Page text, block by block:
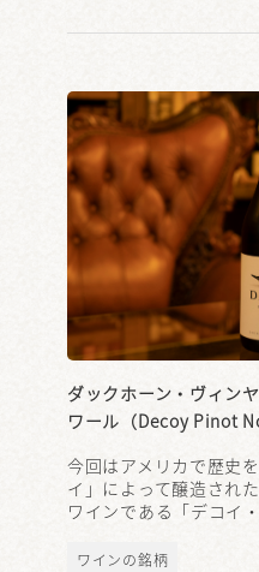
ダックホーン・ヴィン
ワール（Decoy Pinot
今回はアメリカで歴史
イ」によって醸造され
ワインである「デコイ
ワインの銘柄